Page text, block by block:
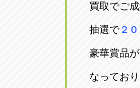
愛知県岩倉市大
オートフレンド
買取でご
抽選で２
豪華賞品
なってお